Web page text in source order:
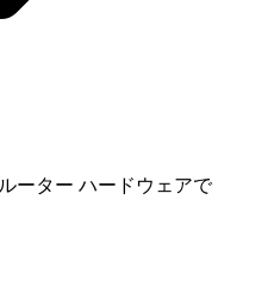
ーター ハードウェアで